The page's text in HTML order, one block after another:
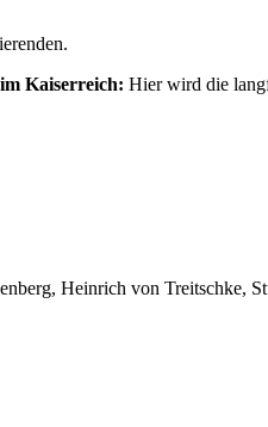
Kaiserreich: Hier wird die
Heinrich von Treitschke,